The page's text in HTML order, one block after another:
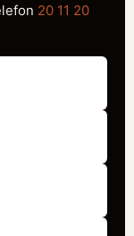
20 11 20